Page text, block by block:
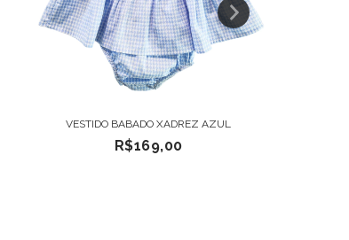
VESTIDO BABADO XADREZ AZUL
R$169,00